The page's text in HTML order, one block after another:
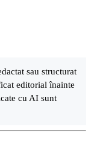
sau structurat
editorial înainte
cu AI sunt